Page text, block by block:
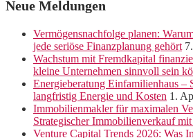
Neue Meldungen
Vermögensnachfolge planen:
jede seriöse Finanzplanung gehört
Wachstum mit Fremdkapital
kleine Unternehmen sinnvoll sein
Energieberatung Einfamilienhaus –
langfristig Energie und Kosten 1.
Immobilienmakler für maximalen
Strategischer Immobilienverkauf
Venture Capital Trends 2026: Was